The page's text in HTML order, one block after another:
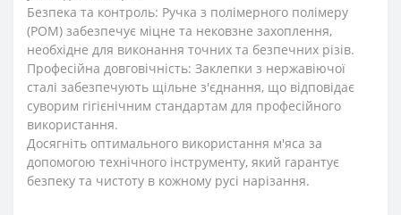
Безпека та контроль: Ручка з полімерного полімеру
(POM) забезпечує міцне та нековзне захоплення,
необхідне для виконання точних та безпечних різів.
Професійна довговічність: Заклепки з нержавіючої
сталі забезпечують щільне з'єднання, що відповідає
суворим гігієнічним стандартам для професійного
використання.
Досягніть оптимального використання м'яса за
допомогою технічного інструменту, який гарантує
безпеку та чистоту в кожному русі нарізання.